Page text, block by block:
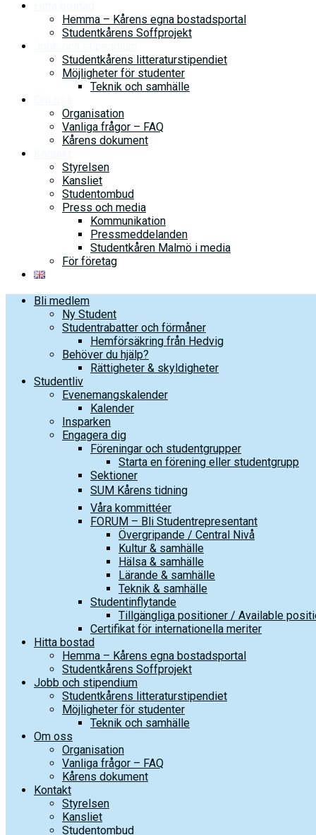
Hemma – Kårens egna bostadsportal
Studentkårens Soffprojekt
Studentkårens litteraturstipendiet
Möjligheter för studenter
Teknik och samhälle
Organisation
Vanliga frågor – FAQ
Kårens dokument
Styrelsen
Kansliet
Studentombud
Press och media
Kommunikation
Pressmeddelanden
Studentkåren Malmö i media
För företag
Bli medlem
Ny Student
Studentrabatter och förmåner
Hemförsäkring från Hedvig
Behöver du hjälp?
Rättigheter & skyldigheter
Studentliv
Evenemangskalender
Kalender
Insparken
Engagera dig
Föreningar och studentgrupper
Starta en förening eller studentgrupp
Sektioner
SUM Kårens tidning
Våra kommittéer
FORUM – Bli Studentrepresentant
Övergripande / Central Nivå
Kultur & samhälle
Hälsa & samhälle
Lärande & samhälle
Teknik & samhälle
Studentinflytande
Tillgängliga positioner / Available
Certifikat för internationella meriter
Hitta bostad
Hemma – Kårens egna bostadsportal
Studentkårens Soffprojekt
Jobb och stipendium
Studentkårens litteraturstipendiet
Möjligheter för studenter
Teknik och samhälle
Om oss
Organisation
Vanliga frågor – FAQ
Kårens dokument
Kontakt
Styrelsen
Kansliet
Studentombud